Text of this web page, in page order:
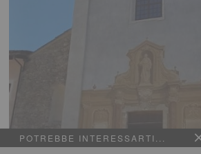
POTREBBE INTERESSARTI...